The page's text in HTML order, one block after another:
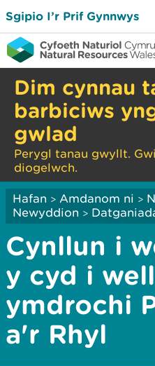
Sgipio I’r Prif Gynnwys
Dim cynnau
barbiciws
gwlad
Perygl tanau gwyllt.
diogelwch.
Hafan > Amdanom ni >
Newyddion >
Cynllun i
y cyd i
ymdrochi
a'r Rhyl